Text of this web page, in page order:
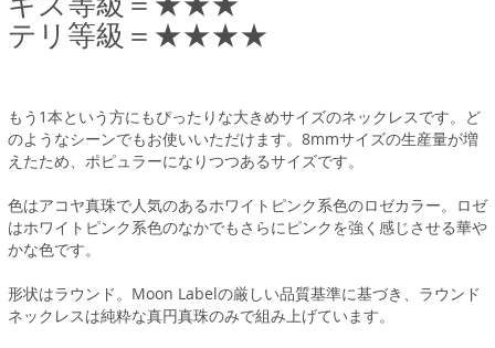
テリ等級＝★★★★
もう1本という方にもぴったりな大きめサイズのネックレスです。ど
のようなシーンでもお使いいただけます。8mmサイズの生産量が増
えたため、ポピュラーになりつつあるサイズです。
色はアコヤ真珠で人気のあるホワイトピンク系色のロゼカラー。ロゼ
はホワイトピンク系色のなかでもさらにピンクを強く感じさせる華や
かな色です。
形状はラウンド。Moon Labelの厳しい品質基準に基づき、ラウンド
ネックレスは純粋な真円真珠のみで組み上げています。